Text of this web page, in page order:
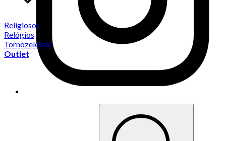
Religiosos
Relógios
Tornozeleiras
Outlet